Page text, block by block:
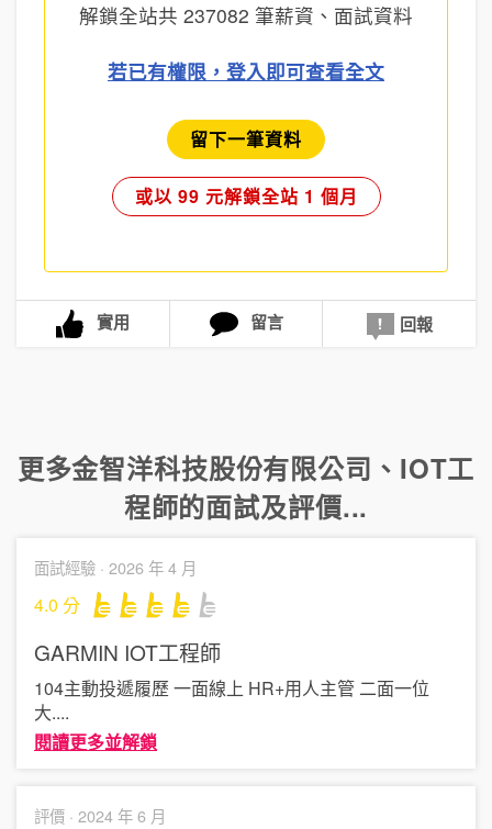
解鎖全站共 237082 筆薪資、面試資料
若已有權限，登入即可查看全文
留下一筆資料
或以 99 元解鎖全站 1 個月
實用 留言 回報
更多金智洋科技股份有限公司 、 IOT工
程師的面試及評價...
面試經驗 · 2026 年 4 月
4.0 分
GARMIN IOT工程師
104主動投遞履歷 一面線上 HR+用人主管 二面一位
大....
閱讀更多並解鎖
評價 · 2024 年 6 月